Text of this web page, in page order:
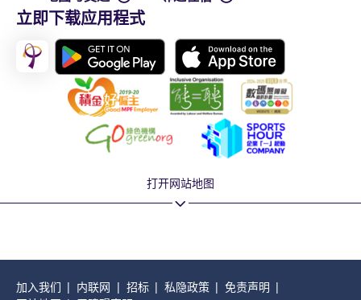
立即下载应用程式
打开网站地图
加入我们 内联网 招标 私隐政策
免责声明